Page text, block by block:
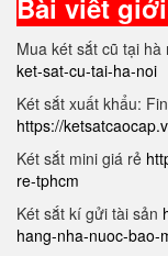
Bài viết
Mua két sắt cũ tại hà
ket-sat-cu-tai-ha-noi
Két sắt xuất khẩu:
https://
Két sắt mini giá rẻ
re-tphcm
Két sắt kí gửi tài sản
hang-nha-nuoc-bao-